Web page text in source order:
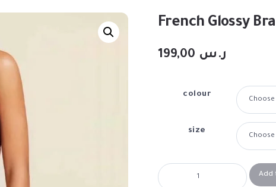
French Glossy
ر.س
colour
size
Add